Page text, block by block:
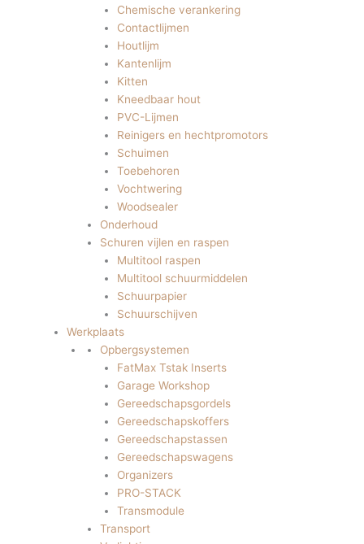
Chemische verankering
Contactlijmen
Houtlijm
Kantenlijm
Kitten
Kneedbaar hout
PVC-Lijmen
Reinigers en hechtpromotors
Schuimen
Toebehoren
Vochtwering
Woodsealer
Onderhoud
Schuren vijlen en raspen
Multitool raspen
Multitool schuurmiddelen
Schuurpapier
Schuurschijven
Werkplaats
Opbergsystemen
FatMax Tstak Inserts
Garage Workshop
Gereedschapsgordels
Gereedschapskoffers
Gereedschapstassen
Gereedschapswagens
Organizers
PRO-STACK
Transmodule
Transport